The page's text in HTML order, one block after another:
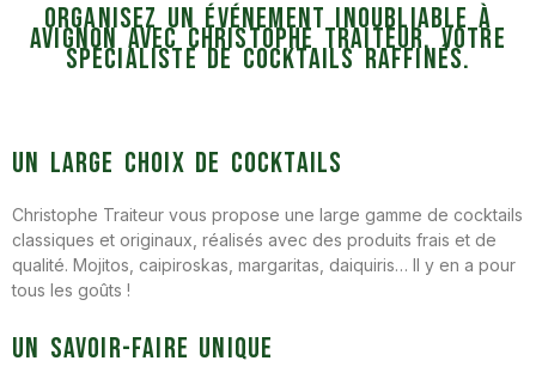
Organisez un événement inoubliable à
Avignon avec Christophe Traiteur, votre
spécialiste de cocktails raffinés.
Un large choix de cocktails
Christophe Traiteur vous propose une large gamme de cocktails
classiques et originaux, réalisés avec des produits frais et de
qualité. Mojitos, caipiroskas, margaritas, daiquiris… Il y en a pour
tous les goûts !
Un savoir-faire unique